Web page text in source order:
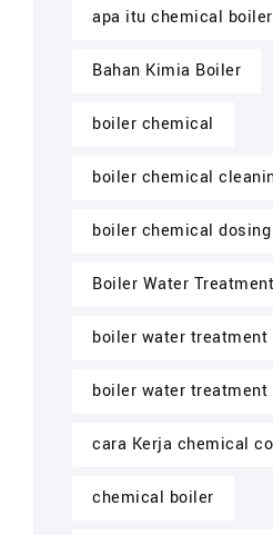
apa itu chemical boiler
Bahan Kimia Boiler
boiler chemical
boiler chemical
boiler chemical
Boiler Water Treatment
boiler water
boiler water treatment
cara Kerja chemical
chemical boiler